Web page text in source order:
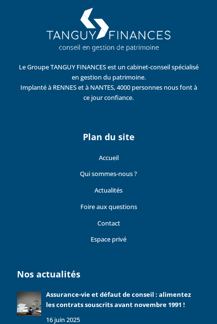
Le Groupe TANGUY FINANCES est un cabinet-conseil spécialisé
en gestion du patrimoine.
Implanté à RENNES et à NANTES, 4000 personnes nous font à
ce jour confiance.
Plan du site
Accueil
Qui sommes-nous ?
Actualités
Foire aux questions
Contact
Espace privé
Nos actualités
Assurance-vie et défaut de conseil : alimentez
les contrats souscrits avant novembre 1991 !
16 juin 2025